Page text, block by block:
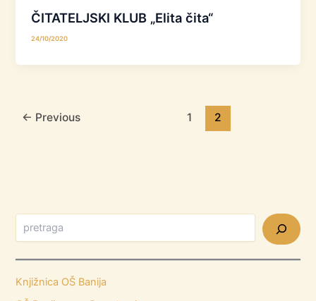
ČITATELJSKI KLUB „Elita čita“
24/10/2020
← Previous 1 2
Knjižnica OŠ Banija